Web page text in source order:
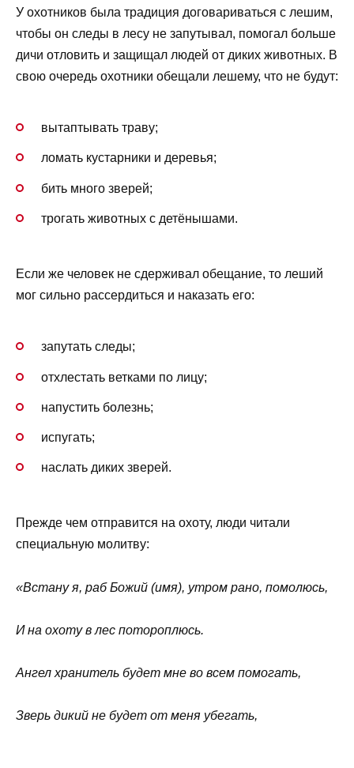
У охотников была традиция договариваться с лешим,
чтобы он следы в лесу не запутывал, помогал больше
дичи отловить и защищал людей от диких животных. В
свою очередь охотники обещали лешему, что не будут:
вытаптывать траву;
ломать кустарники и деревья;
бить много зверей;
трогать животных с детёнышами.
Если же человек не сдерживал обещание, то леший
мог сильно рассердиться и наказать его:
запутать следы;
отхлестать ветками по лицу;
напустить болезнь;
испугать;
наслать диких зверей.
Прежде чем отправится на охоту, люди читали
специальную молитву:
«Встану я, раб Божий (имя), утром рано, помолюсь,
И на охоту в лес потороплюсь.
Ангел хранитель будет мне во всем помогать,
Зверь дикий не будет от меня убегать,